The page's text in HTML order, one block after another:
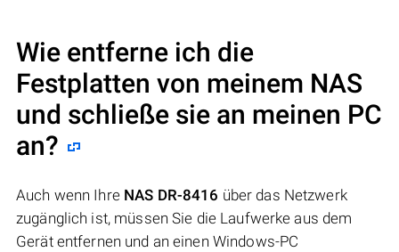
Wie entferne ich die
Festplatten von meinem NAS
und schließe sie an meinen PC
an?
Auch wenn Ihre NAS DR-8416 über das Netzwerk
zugänglich ist, müssen Sie die Laufwerke aus dem
Gerät entfernen und an einen Windows-PC